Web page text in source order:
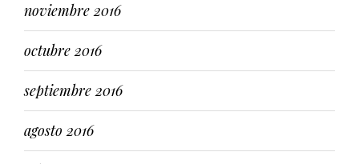
noviembre 2016
octubre 2016
septiembre 2016
agosto 2016